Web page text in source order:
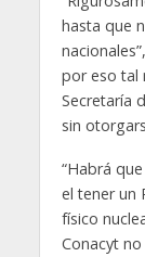
hasta que
por eso tal
Secretaría
sin
“Habrá
el tener un
físico
Conacyt